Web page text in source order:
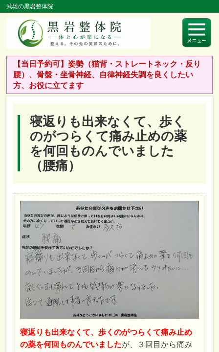
武雄の黒岩整体院
【当日予約可】姿勢（猫背・ストレートネック・反り
腰）、骨盤・坐骨神経、自律神経失調を良くしたい
方、お役に立てます
寝返りも出来なくて、歩く
のがつらくて痛み止めの薬
を何回ものんでいました
（腰痛）
寝返りも出来なくて、歩くのがつらくて痛み止め
の薬を何回ものんでいましたが、３回目から痛み